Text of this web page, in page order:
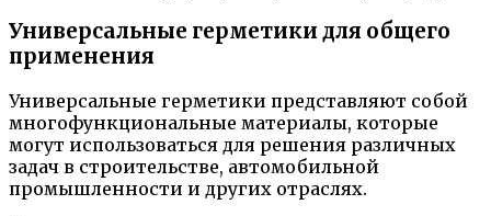
Универсальные герметики для общего
применения
Универсальные герметики представляют собой
многофункциональные материалы, которые
могут использоваться для решения различных
задач в строительстве, автомобильной
промышленности и других отраслях.